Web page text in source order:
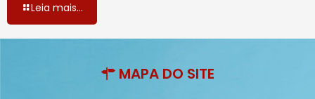
Leia mais...
MAPA DO SITE